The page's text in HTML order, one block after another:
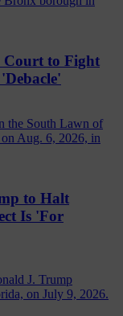
Court to Fight
to Halt
Is 'For